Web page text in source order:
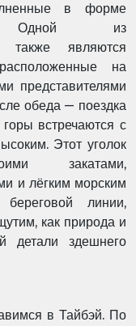
в форме
Одной из
также являются
на
представителями
обеда — поездка
встречаются с
Этот уголок
закатами,
и лёгким морским
линии,
как природа и
детали здешнего
в Тайбэй. По